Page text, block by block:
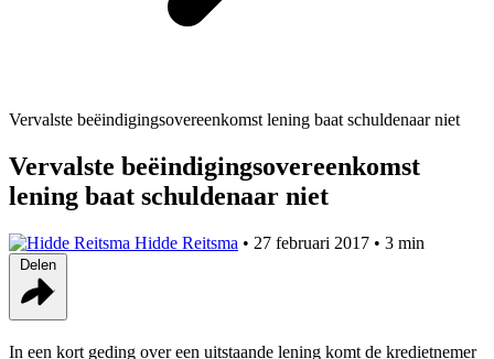
Vervalste beëindigingsovereenkomst lening baat schuldenaar niet
Vervalste beëindigingsovereenkomst
lening baat schuldenaar niet
Hidde Reitsma • 27 februari 2017 • 3 min
In een kort geding over een uitstaande lening komt de kredietnemer